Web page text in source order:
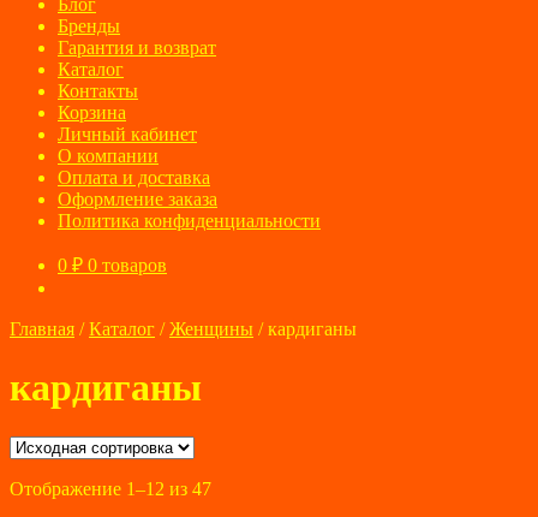
Блог
Бренды
Гарантия и возврат
Каталог
Контакты
Корзина
Личный кабинет
О компании
Оплата и доставка
Оформление заказа
Политика конфиденциальности
0 ₽ 0 товаров
Главная /Каталог /Женщины /кардиганы
кардиганы
Отображение 1–12 из 47